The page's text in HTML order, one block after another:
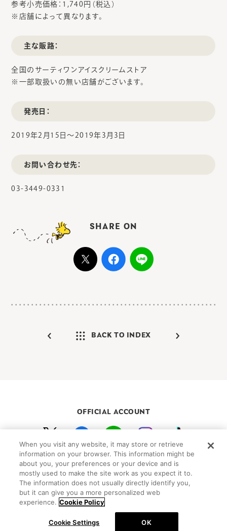
参考小売価格：1,740円（税込）
※店舗によって異なります。
主な販路：
全国のサーティワンアイスクリームストア
※一部取扱いの無い店舗がございます。
発売日：
2019年2月15日～2019年3月3日
お問い合わせ先：
03-3449-0331
SHARE ON
BACK TO INDEX
OFFICIAL ACCOUNT
初めての方向けガイド FAQ お問い合わせ
プライバシーポリシー サイトマップ
Cookie Settings
©Peanuts Worldwide LLC
When you visit any website, it may store or retrieve
information on your browser. This information might be
about you, your preferences or your device and is
mostly used to make the site work as you expect it to.
The information does not usually directly identify you,
but it can give you a more personalized web
experience. Cookie Policy
Cookie Settings OK